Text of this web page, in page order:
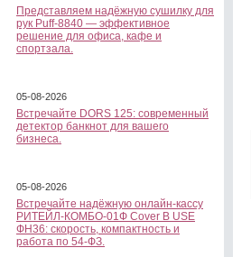
Представляем надёжную сушилку для
рук Puff-8840 — эффективное
решение для офиса, кафе и
спортзала.
05-08-2026
Встречайте DORS 125: современный
детектор банкнот для вашего
бизнеса.
05-08-2026
Встречайте надёжную онлайн-кассу
РИТЕЙЛ-КОМБО-01Ф Cover B USE
ФН36: скорость, компактность и
работа по 54-ФЗ.